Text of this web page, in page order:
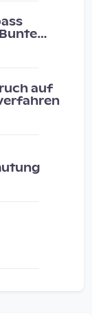
auf